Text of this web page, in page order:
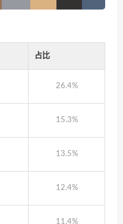
占比
26.4%
15.3%
13.5%
12.4%
11.4%